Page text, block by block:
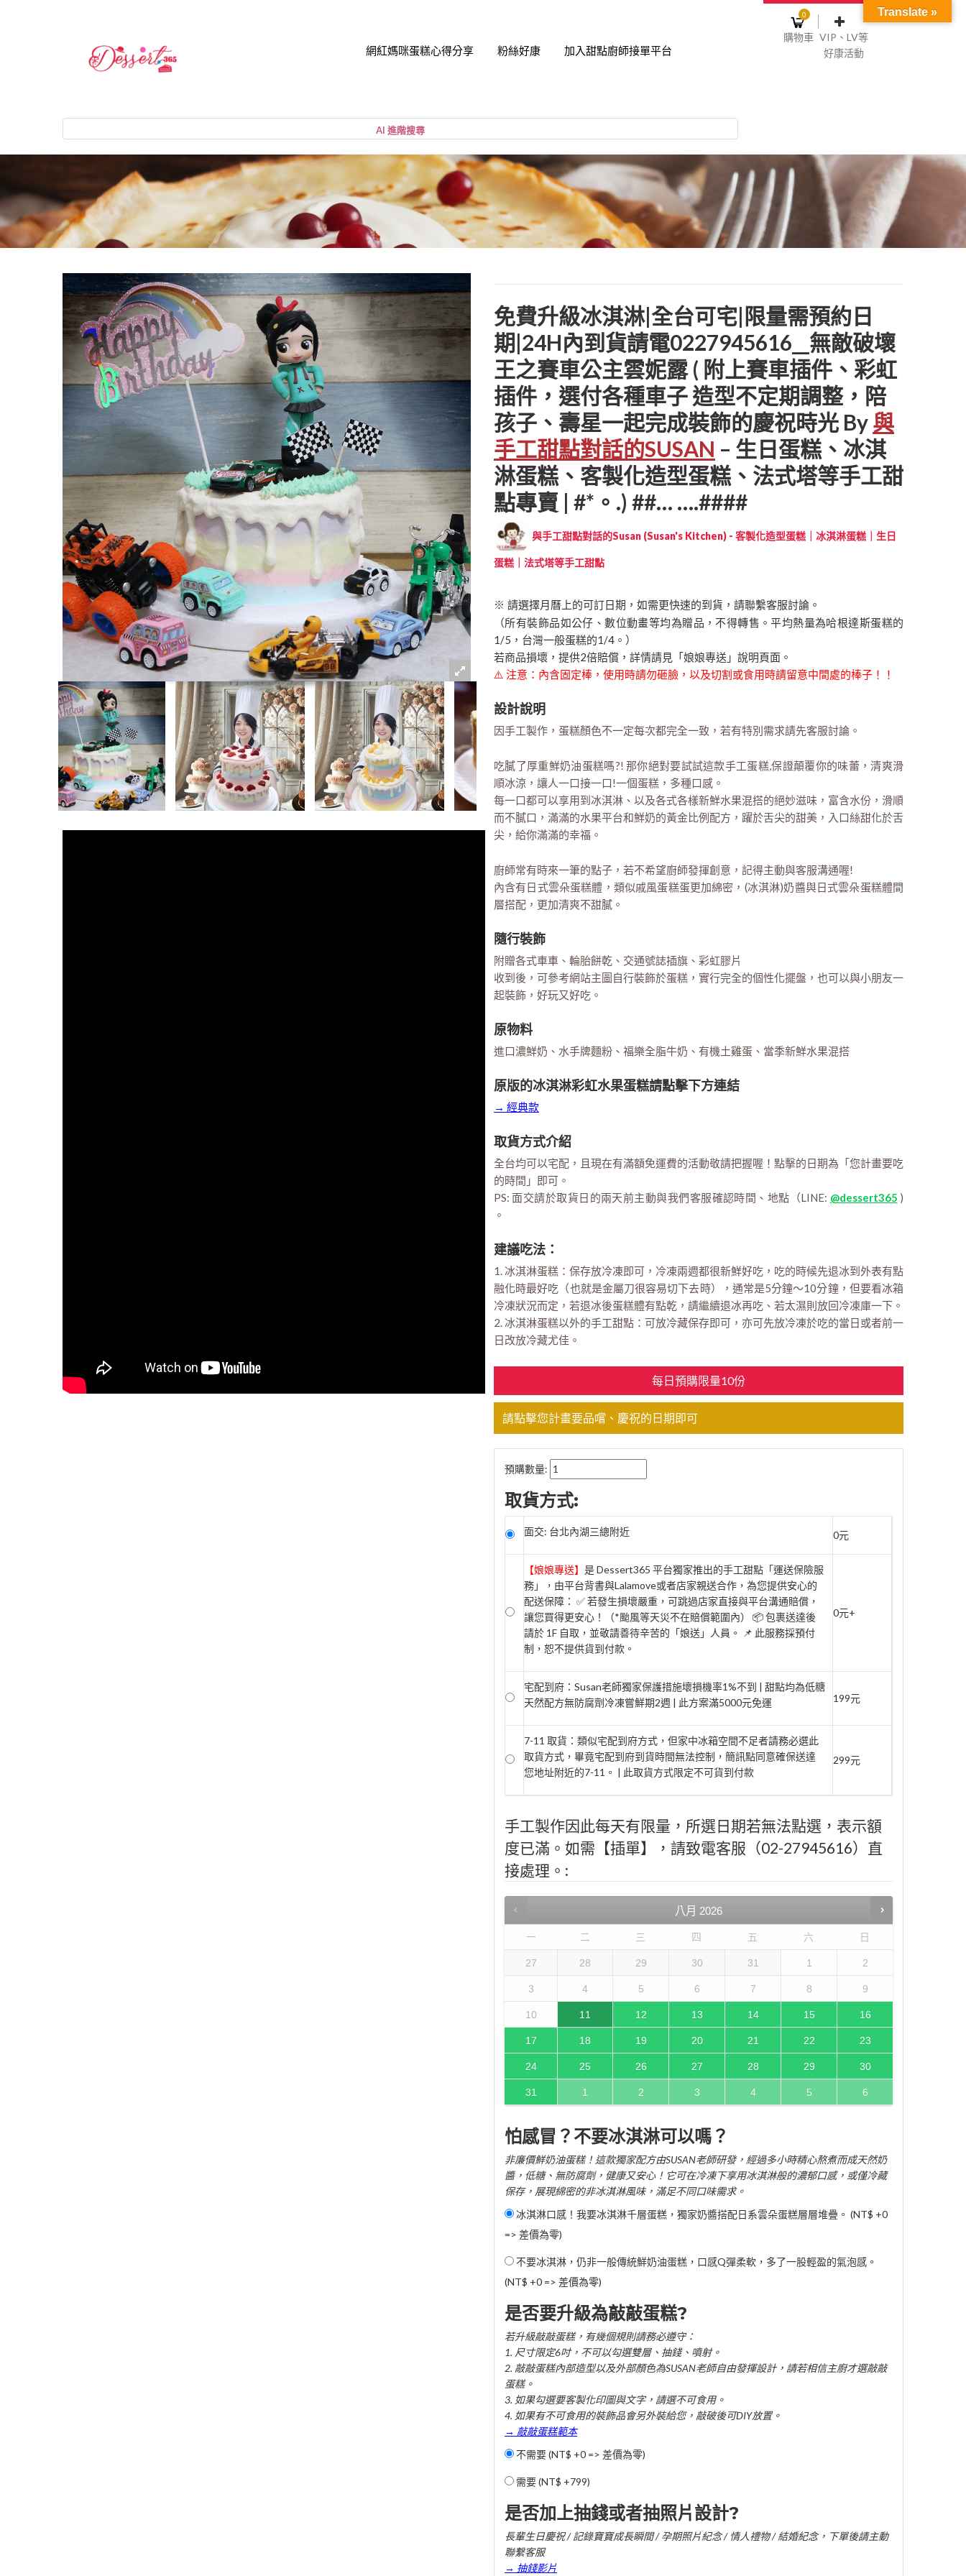
網紅媽咪蛋糕心得分享 粉絲好康 加入甜點廚師接單平台
0
購物車 VIP、LV等
好康活動
小計:NT$0
密碼
記住我
免費升級冰淇淋|全台可宅|限量需預約日
期|24H內到貨請電0227945616__無敵破壞
王之賽車公主雲妮露 ( 附上賽車插件、彩虹
插件，選付各種車子 造型不定期調整，陪
孩子、壽星一起完成裝飾的慶祝時光 By與
手工甜點對話的SUSAN – 生日蛋糕、冰淇
淋蛋糕、客製化造型蛋糕、法式塔等手工甜
點專賣 | #*。.) ##… ….####
與手工甜點對話的Susan (Susan's Kitchen) - 客製化造型蛋糕｜冰淇淋蛋糕｜生日
蛋糕｜法式塔等手工甜點
※ 請選擇月曆上的可訂日期，如需更快速的到貨，請聯繫客服討論。
（所有裝飾品如公仔、數位動畫等均為贈品，不得轉售。平均熱量為哈根達斯蛋糕的
1/5，台灣一般蛋糕的1/4。）
若商品損壞，提供2倍賠償，詳情請見「娘娘專送」說明頁面。
⚠️ 注意：內含固定棒，使用時請勿砸臉，以及切割或食用時請留意中間處的棒子！！
設計說明
因手工製作，蛋糕顏色不一定每次都完全一致，若有特別需求請先客服討論。
吃膩了厚重鮮奶油蛋糕嗎?! 那你絕對要試試這款手工蛋糕,保證顛覆你的味蕾，清爽滑
順冰涼，讓人一口接一口!一個蛋糕，多種口感。
每一口都可以享用到冰淇淋、以及各式各樣新鮮水果混搭的絕妙滋味，富含水份，滑順
而不膩口，滿滿的水果平台和鮮奶的黃金比例配方，躍於舌尖的甜美，入口絲甜化於舌
尖，給你滿滿的幸福。
廚師常有時來一筆的點子，若不希望廚師發揮創意，記得主動與客服溝通喔!
內含有日式雲朵蛋糕體，類似戚風蛋糕蛋更加綿密，(冰淇淋)奶醬與日式雲朵蛋糕體間
層搭配，更加清爽不甜膩。
隨行裝飾
附贈各式車車、輪胎餅乾、交通號誌插旗、彩虹膠片
收到後，可參考網站主圖自行裝飾於蛋糕，實行完全的個性化擺盤，也可以與小朋友一
起裝飾，好玩又好吃。
原物料
進口濃鮮奶、水手牌麵粉、福樂全脂牛奶、有機土雞蛋、當季新鮮水果混搭
原版的冰淇淋彩虹水果蛋糕請點擊下方連結
→ 經典款
取貨方式介紹
全台均可以宅配，且現在有滿額免運費的活動敬請把握喔！點擊的日期為「您計畫要吃
的時間」即可。
PS: 面交請於取貨日的兩天前主動與我們客服確認時間、地點（LINE: @dessert365 )
。
建議吃法：
1. 冰淇淋蛋糕：保存放冷凍即可，冷凍兩週都很新鮮好吃，吃的時候先退冰到外表有點
融化時最好吃（也就是金屬刀很容易切下去時），通常是5分鐘～10分鐘，但要看冰箱
冷凍狀況而定，若退冰後蛋糕體有點乾，請繼續退冰再吃、若太濕則放回冷凍庫一下。
2. 冰淇淋蛋糕以外的手工甜點：可放冷藏保存即可，亦可先放冷凍於吃的當日或者前一
日改放冷藏尤佳。
每日預購限量10份
請點擊您計畫要品嚐、慶祝的日期即可
預購數量:
取貨方式:
面交: 台北內湖三總附近 0元
【娘娘專送】 是 Dessert365 平台獨家推出的手工甜點「運送保險服
務」，由平台背書與Lalamove或者店家親送合作，為您提供安心的
配送保障： ✅ 若發生損壞嚴重，可跳過店家直接與平台溝通賠償，
讓您買得更安心！（*颱風等天災不在賠償範圍內） 📦 包裹送達後
請於 1F 自取，並敬請善待辛苦的「娘送」人員。 📌 此服務採預付
制，恕不提供貨到付款。
0元+
宅配到府：Susan老師獨家保護措施壞損機率1%不到 | 甜點均為低糖
天然配方無防腐劑冷凍嘗鮮期2週 | 此方案滿5000元免運
199元
7-11 取貨：類似宅配到府方式，但家中冰箱空間不足者請務必選此
取貨方式，畢竟宅配到府到貨時間無法控制，簡訊點同意確保送達
您地址附近的7-11。 | 此取貨方式限定不可貨到付款
299元
手工製作因此每天有限量，所選日期若無法點選，表示額
度已滿。如需【插單】，請致電客服（02-27945616）直
接處理。:
八月 2026
一 二 三 四 五 六 日
27 28 29 30 31 1 2
3 4 5 6 7 8 9
10 11 12 13 14 15 16
17 18 19 20 21 22 23
24 25 26 27 28 29 30
31 1 2 3 4 5 6
怕感冒？不要冰淇淋可以嗎？
非廉價鮮奶油蛋糕！這款獨家配方由SUSAN老師研發，經過多小時精心熬煮而成天然奶
醬，低糖、無防腐劑，健康又安心！它可在冷凍下享用冰淇淋般的濃郁口感，或僅冷藏
保存，展現綿密的非冰淇淋風味，滿足不同口味需求。
冰淇淋口感！我要冰淇淋千層蛋糕，獨家奶醬搭配日系雲朵蛋糕層層堆疊。 (NT$ +0
=> 差價為零)
不要冰淇淋，仍非一般傳統鮮奶油蛋糕，口感Q彈柔軟，多了一股輕盈的氣泡感。
(NT$ +0 => 差價為零)
是否要升級為敲敲蛋糕?
若升級敲敲蛋糕，有幾個規則請務必遵守：
1. 尺寸限定6吋，不可以勾選雙層、抽錢、噴射。
2. 敲敲蛋糕內部造型以及外部顏色為SUSAN老師自由發揮設計，請若相信主廚才選敲敲
蛋糕。
3. 如果勾選要客製化印圖與文字，請選不可食用。
4. 如果有不可食用的裝飾品會另外裝給您，敲破後可DIY放置。
→ 敲敲蛋糕範本
不需要 (NT$ +0 => 差價為零)
需要 (NT$ +799)
是否加上抽錢或者抽照片設計?
長輩生日慶祝 / 記錄寶寶成長瞬間 / 孕期照片紀念 / 情人禮物 / 結婚紀念，下單後請主動
聯繫客服
→ 抽錢影片
Translate »